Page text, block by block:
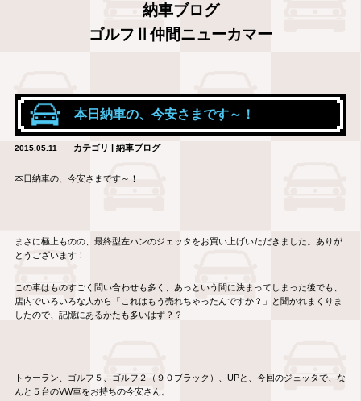
納車ブログ
ゴルフⅡ仲間ニューカマー
本日納車の、今安さまです～！
2015.05.11 カテゴリ | 納車ブログ
本日納車の、今安さまです～！
まさに極上ものの、最終型左ハンのジェッタをお買い上げいただきました。ありが
とうございます！
この車はものすごく問い合わせも多く、あっという間に決まってしまった後でも、
店内でいろいろな人から「これはもう売れちゃったんですか？」と聞かれまくりま
したので、記憶にあるかたも多いはず？？
トゥーラン、ゴルフ５、ゴルフ２（９０ブラック）、UPと、今回のジェッタで、な
んと５台のVW車をお持ちの今安さん。